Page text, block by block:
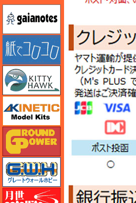
紙でコロコロ
キティホーク
キネテック
ガリレオ出版 グランドパワー
グレートウォールホビー
月世 サテライトツールス